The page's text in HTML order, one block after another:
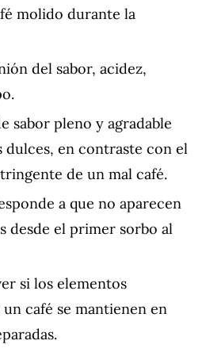
molido durante la
del sabor, acidez,
sabor pleno y agradable
dulces, en contraste con el
de un mal café.
a que no aparecen
desde el primer sorbo al
si los elementos
café se mantienen en